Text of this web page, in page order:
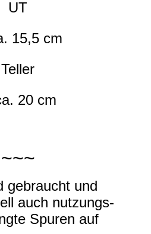
UT
15,5 cm
Teller
20 cm
~~~
gebraucht und
auch nutzungs-
Spuren auf